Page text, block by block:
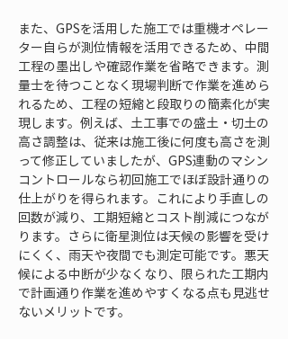
また、GPSを活用した施工では重機オペレー
ター自らが測位情報を活用できるため、中間
工程の墨出しや確認作業を省略できます。測
量士を待つことなく現場判断で作業を進めら
れるため、工程の短縮と段取りの簡素化が実
現します。例えば、土工事での盛土・切土の
高さ調整は、従来は施工後に何度も高さを測
って修正していましたが、GPS連動のマシン
コントロールなら初回施工でほぼ設計通りの
仕上がりを得られます。これにより手直しの
回数が減り、工期短縮とコスト削減につなが
ります。さらに衛星測位は天候の影響を受け
にくく、雨天や夜間でも測定可能です。悪天
候による中断が少なくなり、限られた工期内
で計画通り作業を進めやすくなる点も見逃せ
ないメリットです。